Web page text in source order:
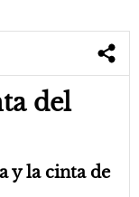
del
y la cinta de